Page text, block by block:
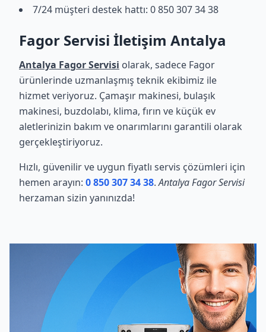
7/24 müşteri destek hattı: 0 850 307 34 38
Fagor Servisi İletişim Antalya
Antalya Fagor Servisi olarak, sadece Fagor
ürünlerinde uzmanlaşmış teknik ekibimiz ile
hizmet veriyoruz. Çamaşır makinesi, bulaşık
makinesi, buzdolabı, klima, fırın ve küçük ev
aletlerinizin bakım ve onarımlarını garantili olarak
gerçekleştiriyoruz.
Hızlı, güvenilir ve uygun fiyatlı servis çözümleri için
hemen arayın: 0 850 307 34 38.Antalya Fagor Servisi
herzaman sizin yanınızda!